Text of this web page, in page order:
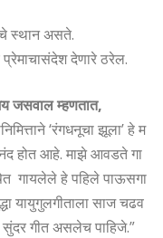
स्थान असते.
देणारे ठरेल.
जसवाल म्हणतात,
‘रंगधनूचा झूला’ हे म
होत आहे. माझे आवडते गा
गायलेले हे पहिले पाऊसगा
यायुगुलगीताला साज चढव
सुंदर गीत असलेच पाहिजे.”